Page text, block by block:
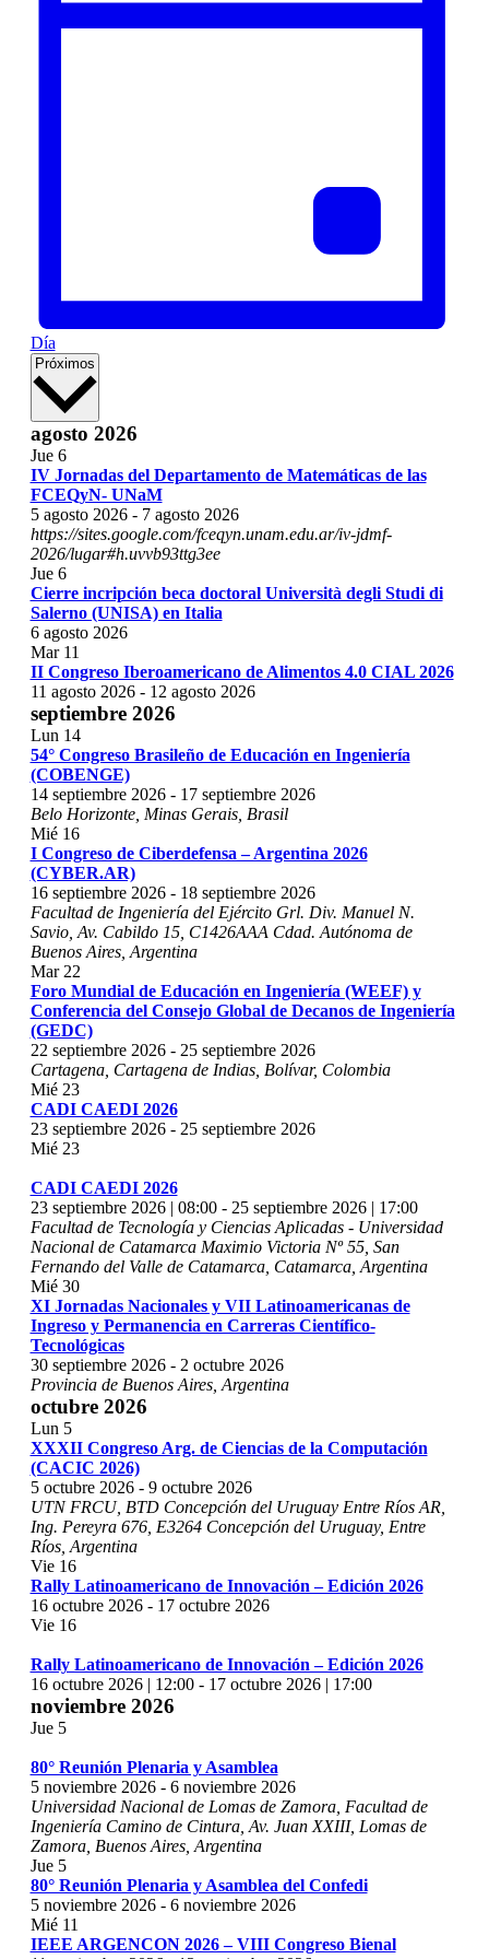
Día
Próximos Selecciona
agosto 2026
Jue 6
IV Jornadas del Departamento de Matemáticas de las
FCEQyN- UNaM
5 agosto 2026- 7 agosto 2026
https://sites.google.com/fceqyn.unam.edu.ar/iv-jdmf-
2026/lugar#h.uvvb93ttg3ee
Jue 6
Cierre incripción beca doctoral Università degli Studi di
Salerno (UNISA) en Italia
6 agosto 2026
Mar 11
II Congreso Iberoamericano de Alimentos 4.0 CIAL 2026
11 agosto 2026- 12 agosto 2026
septiembre 2026
Lun 14
54° Congreso Brasileño de Educación en Ingeniería
(COBENGE)
14 septiembre 2026- 17 septiembre 2026
Belo Horizonte, Minas Gerais, Brasil
Mié 16
I Congreso de Ciberdefensa – Argentina 2026
(CYBER.AR)
16 septiembre 2026- 18 septiembre 2026
Facultad de Ingeniería del Ejército Grl. Div. Manuel N.
Savio, Av. Cabildo 15, C1426AAA Cdad. Autónoma de
Buenos Aires, Argentina
Mar 22
Foro Mundial de Educación en Ingeniería (WEEF) y
Conferencia del Consejo Global de Decanos de Ingeniería
(GEDC)
22 septiembre 2026- 25 septiembre 2026
Cartagena, Cartagena de Indias, Bolívar, Colombia
Mié 23
CADI CAEDI 2026
23 septiembre 2026- 25 septiembre 2026
Mié 23
CADI CAEDI 2026
23 septiembre 2026 | 08:00- 25 septiembre 2026 | 17:00
Facultad de Tecnología y Ciencias Aplicadas - Universidad
Nacional de Catamarca Maximio Victoria Nº 55, San
Fernando del Valle de Catamarca, Catamarca, Argentina
Mié 30
XI Jornadas Nacionales y VII Latinoamericanas de
Ingreso y Permanencia en Carreras Científico-
Tecnológicas
30 septiembre 2026- 2 octubre 2026
Provincia de Buenos Aires, Argentina
octubre 2026
Lun 5
XXXII Congreso Arg. de Ciencias de la Computación
(CACIC 2026)
5 octubre 2026- 9 octubre 2026
UTN FRCU, BTD Concepción del Uruguay Entre Ríos AR,
Ing. Pereyra 676, E3264 Concepción del Uruguay, Entre
Ríos, Argentina
Vie 16
Rally Latinoamericano de Innovación – Edición 2026
16 octubre 2026- 17 octubre 2026
Vie 16
Rally Latinoamericano de Innovación – Edición 2026
16 octubre 2026 | 12:00- 17 octubre 2026 | 17:00
noviembre 2026
Jue 5
80° Reunión Plenaria y Asamblea
5 noviembre 2026- 6 noviembre 2026
Universidad Nacional de Lomas de Zamora, Facultad de
Ingeniería Camino de Cintura, Av. Juan XXIII, Lomas de
Zamora, Buenos Aires, Argentina
Jue 5
80° Reunión Plenaria y Asamblea del Confedi
5 noviembre 2026- 6 noviembre 2026
Mié 11
IEEE ARGENCON 2026 – VIII Congreso Bienal